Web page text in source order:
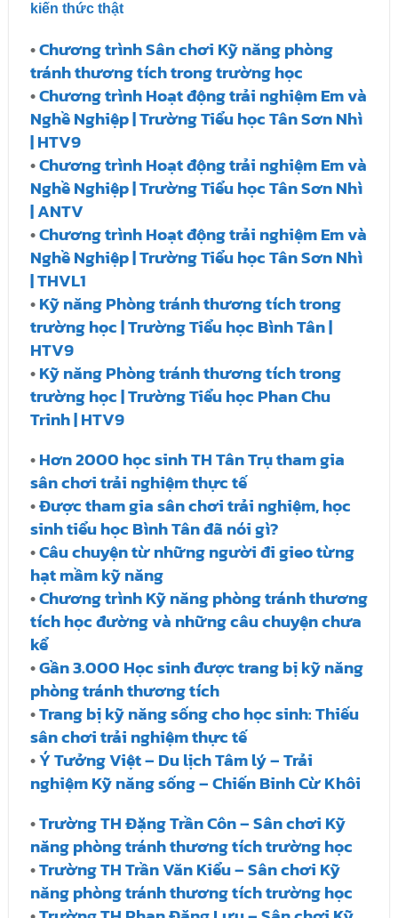
kiến thức thật
•Chương trình Sân chơi Kỹ năng phòng
tránh thương tích trong trường học
•Chương trình Hoạt động trải nghiệm Em và
Nghề Nghiệp | Trường Tiểu học Tân Sơn Nhì
| HTV9
•Chương trình Hoạt động trải nghiệm Em và
Nghề Nghiệp | Trường Tiểu học Tân Sơn Nhì
| ANTV
•Chương trình Hoạt động trải nghiệm Em và
Nghề Nghiệp | Trường Tiểu học Tân Sơn Nhì
| THVL1
•Kỹ năng Phòng tránh thương tích trong
trường học | Trường Tiểu học Bình Tân |
HTV9
•Kỹ năng Phòng tránh thương tích trong
trường học | Trường Tiểu học Phan Chu
Trinh | HTV9
•Hơn 2000 học sinh TH Tân Trụ tham gia
sân chơi trải nghiệm thực tế
•Được tham gia sân chơi trải nghiệm, học
sinh tiểu học Bình Tân đã nói gì?
•Câu chuyện từ những người đi gieo từng
hạt mầm kỹ năng
•Chương trình Kỹ năng phòng tránh thương
tích học đường và những câu chuyện chưa
kể
•Gần 3.000 Học sinh được trang bị kỹ năng
phòng tránh thương tích
•Trang bị kỹ năng sống cho học sinh: Thiếu
sân chơi trải nghiệm thực tế
•Ý Tưởng Việt – Du lịch Tâm lý – Trải
nghiệm Kỹ năng sống – Chiến Binh Cừ Khôi
•Trường TH Đặng Trần Côn – Sân chơi Kỹ
năng phòng tránh thương tích trường học
•Trường TH Trần Văn Kiểu – Sân chơi Kỹ
năng phòng tránh thương tích trường học